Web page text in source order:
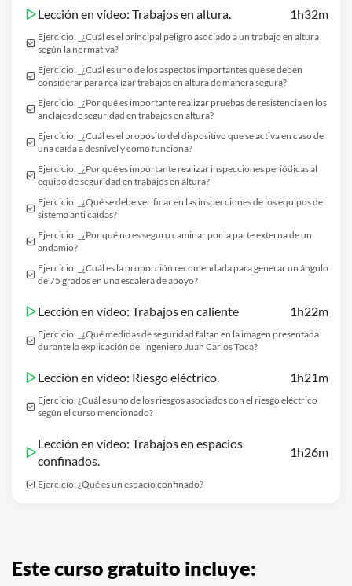
Lección en vídeo: Trabajos en altura. 1h32m
Ejercicio: _¿Cuál es el principal peligro asociado a un trabajo en altura
según la normativa?
Ejercicio: _¿Cuál es uno de los aspectos importantes que se deben
considerar para realizar trabajos en altura de manera segura?
Ejercicio: _¿Por qué es importante realizar pruebas de resistencia en los
anclajes de seguridad en trabajos en altura?
Ejercicio: _¿Cuál es el propósito del dispositivo que se activa en caso de
una caída a desnivel y cómo funciona?
Ejercicio: _¿Por qué es importante realizar inspecciones periódicas al
equipo de seguridad en trabajos en altura?
Ejercicio: _¿Qué se debe verificar en las inspecciones de los equipos de
sistema anti caídas?
Ejercicio: _¿Por qué no es seguro caminar por la parte externa de un
andamio?
Ejercicio: _¿Cuál es la proporción recomendada para generar un ángulo
de 75 grados en una escalera de apoyo?
Lección en vídeo: Trabajos en caliente 1h22m
Ejercicio: _¿Qué medidas de seguridad faltan en la imagen presentada
durante la explicación del ingeniero Juan Carlos Toca?
Lección en vídeo: Riesgo eléctrico. 1h21m
Ejercicio: ¿Cuál es uno de los riesgos asociados con el riesgo eléctrico
según el curso mencionado?
Lección en vídeo: Trabajos en espacios
confinados.
1h26m
Ejercicio: ¿Qué es un espacio confinado?
Este curso gratuito incluye: